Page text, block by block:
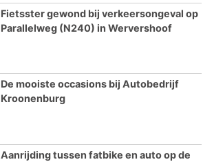
Fietsster gewond bij verkeersongeval op
Parallelweg (N240) in Wervershoof
De mooiste occasions bij Autobedrijf
Kroonenburg
Aanrijding tussen fatbike en auto op de